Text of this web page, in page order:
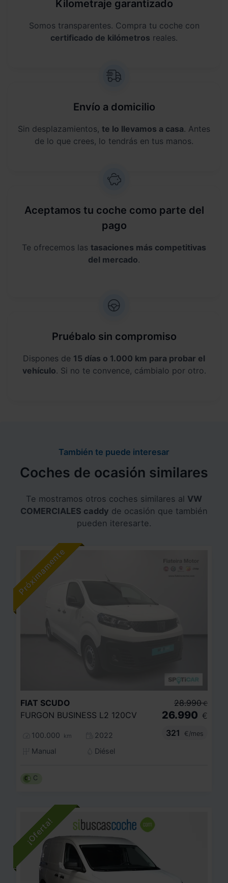
Kilometraje garantizado
Somos transparentes. Compra tu coche con
certificado de kilómetros reales.
Envío a domicilio
Sin desplazamientos, te lo llevamos a casa. Antes
de lo que crees, lo tendrás en tus manos.
Aceptamos tu coche como parte del
pago
Te ofrecemos las tasaciones más competitivas
del mercado.
Pruébalo sin compromiso
Dispones de 15 días o 1.000 km para probar el
vehículo. Si no te convence, cámbialo por otro.
También te puede interesar
Coches de ocasión similares
Te mostramos otros coches similares al VW
COMERCIALES caddy de ocasión que también
pueden iteresarte.
FIAT SCUDO
FURGON BUSINESS L2 120CV
100.000 km
2022
Manual
Diésel
28.990 €
26.990 €
321
€/mes
C